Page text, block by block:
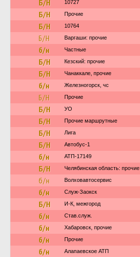
Б/Н 10727
Б/Н Прочие
Б/Н 10764
Б/Н Варгаши: прочие
б/н Частные
Б/Н Кезский: прочие
Б/Н Чанаккале, прочие
б/н Железногорск, чс
Б/Н Прочие
Б/Н УО
Б/Н Прочие маршрутные
Б/Н Лига
Б/Н Автобус-1
б/н АТП-17149
Б/Н Челябинская область: прочие
б/н Волховавтосервис
б/н Служ-Заокск
Б/Н И-К, межгород
б/н Став.служ.
б/н Хабаровск, прочие
б/н Прочие
б/н Алапаевское АТП